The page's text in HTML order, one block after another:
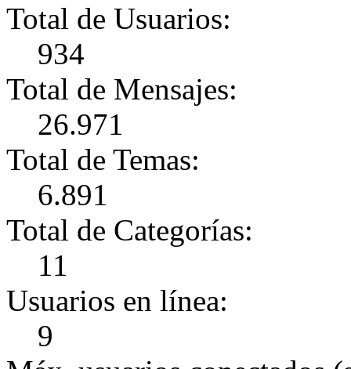
Total de Usuarios:
934
Total de Mensajes:
26.971
Total de Temas:
6.891
Total de Categorías:
11
Usuarios en línea:
9